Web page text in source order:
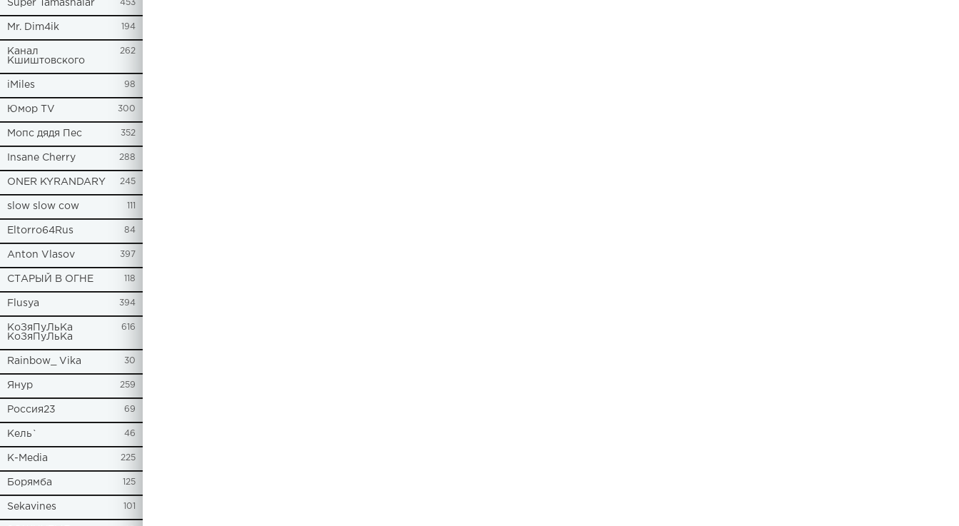
Super Tamashalar 453
Mr. Dim4ik 194
Канал
Кшиштовского
262
iMiles 98
Юмор TV 300
Мопс дядя Пес 352
Insane Cherry 288
ONER KYRANDARY 245
slow slow cow 111
Eltorro64Rus 84
Anton Vlasov 397
СТАРЫЙ В ОГНЕ 118
Flusya 394
КоЗяПуЛьКа
КоЗяПуЛьКа
616
Rainbow_ Vika 30
Янур 259
Россия23 69
Кель` 46
К-Media 225
Борямба 125
Sekavines 101